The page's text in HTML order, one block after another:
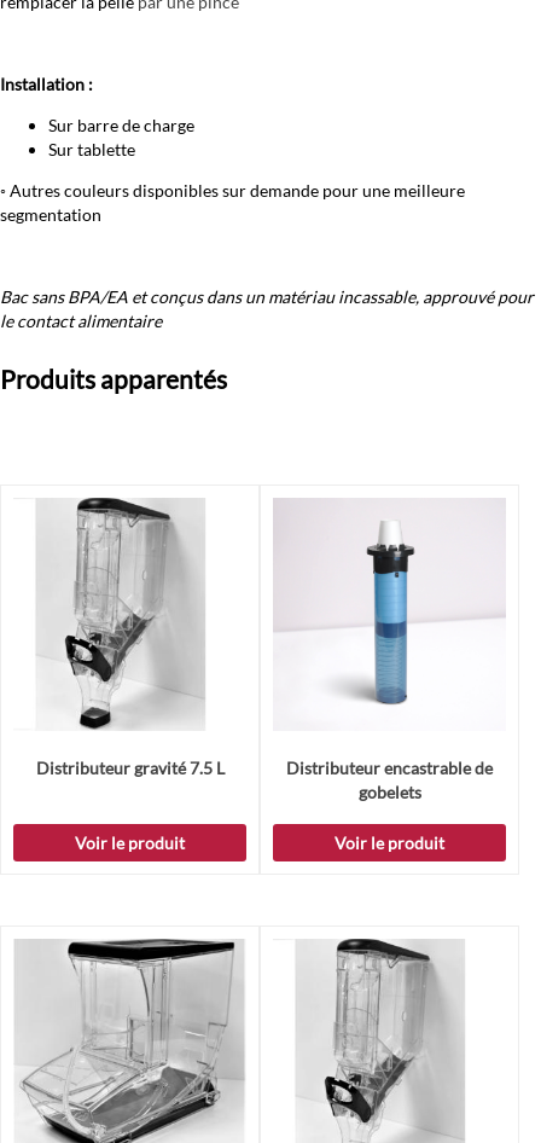
Installation :
Sur barre de charge
Sur tablette
◦ Autres couleurs disponibles sur demande pour une meilleure
segmentation
Bac sans BPA/EA et conçus dans un matériau incassable, approuvé pour
le contact alimentaire
Produits apparentés
Distributeur gravité 7.5 L
Voir le produit
Distributeur encastrable de
gobelets
Voir le produit